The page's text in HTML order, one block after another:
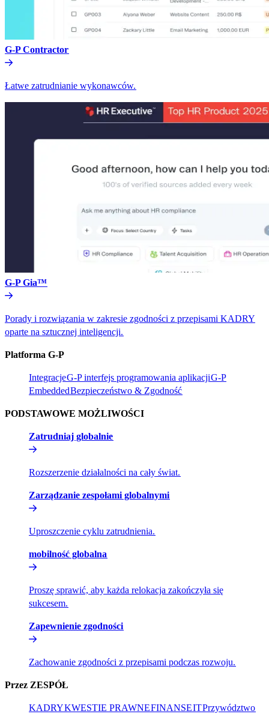
G-P Contractor​​
Łatwe zatrudnianie wykonawców.​​
G-P Gia™​​
Porady i rozwiązania w zakresie zgodności z przepisami KADRY
oparte na sztucznej inteligencji.​​
Platforma G-P​​
Integracje​​G-P interfejs programowania aplikacji​​G-P
Embedded​​Bezpieczeństwo & Zgodność​​
PODSTAWOWE MOŻLIWOŚCI​​
Zatrudniaj globalnie​​
Rozszerzenie działalności na cały świat.​​
Zarządzanie zespołami globalnymi​​
Uproszczenie cyklu zatrudnienia.​​
mobilność globalna​​
Proszę sprawić, aby każda relokacja zakończyła się
sukcesem.​​
Zapewnienie zgodności​​
Zachowanie zgodności z przepisami podczas rozwoju.​​
Przez ZESPÓŁ​​
KADRY​​KWESTIE PRAWNE​​FINANSE​​IT​​Przywództwo​​